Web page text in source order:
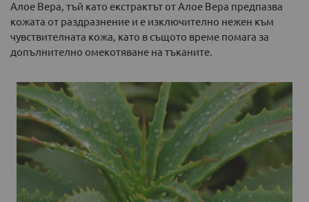
Алое Вера, тъй като екстрактът от Алое Вера предпазва
кожата от раздразнение и е изключително нежен към
чувствителната кожа, като в същото време помага за
допълнително омекотяване на тъканите.